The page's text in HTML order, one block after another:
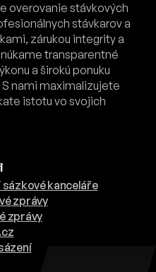
overovanie stávkových
stávkarov a
zárukou integrity a
transparentné
a širokú ponuku
nami maximalizujete
istotu vo svojich
sázkové kanceláře
zprávy
zprávy